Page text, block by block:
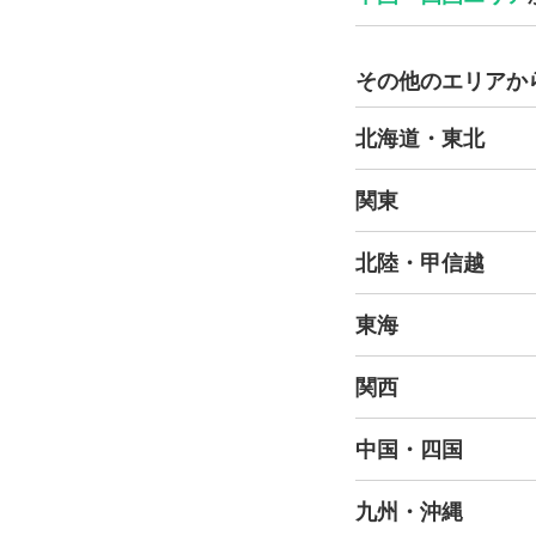
その他のエリアか
北海道・東北
関東
北陸・甲信越
東海
関西
中国・四国
九州・沖縄